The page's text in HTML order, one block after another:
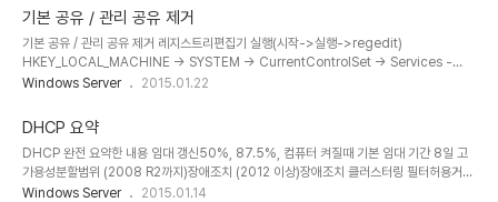
있는 라우팅정보(메일서버)를 제공한다. SRV(SeRVice) : 서비스 위치 레코드; 비슷한
TCP/IP 서비스를 제공하는 다수의 서버 위치 정보를 제공한다. PTR(PoinTeR) : 포인터
리소스 레코드; 다른 DNS레코드를 가리킴, 역방향 조회에서 A레코드를 가리킬때 사용한
다. SOA(Start Of Authority) : 권..
기본 공유 / 관리 공유 제거
기본 공유 / 관리 공유 제거 레지스트리편집기 실행(시작->실행->regedit)
HKEY_LOCAL_MACHINE → SYSTEM → CurrentControlSet → Services -
>Lanmanserver의 parameters - parameters 클릭 후 오른쪽 윈도우 영역에서 마우
면 각 OS에 맞는 이름을 아래를 참고하여 입력하고 레지스트리 편집기를 닫음.
AutoShareWks : Windows XP/Windows 2000 Pro/Windows Vista/Windows
7/8/8.1 인 경우 AutoShareServer : Windows 2000/2003/2008/2012 Server
인 경우 - 위와..
Windows Server 2015.01.22
DHCP 요약
DHCP 완전 요약한 내용 임대 갱신50%, 87.5%, 컴퓨터 켜질때 기본 임대 기간 8일 고
가용성분할범위 (2008 R2까지)장애조치 (2012 이상)장애조치 클러스터링 필터허용거부
예약MACGETMAC /V /S GETMAC /Varp -a DHCP 데이터베이스
Windows Server 2015.01.14